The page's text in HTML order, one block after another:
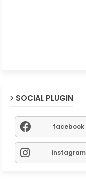
SOCIAL PLUGIN
facebook
instagram